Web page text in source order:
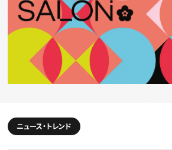
RECRUIT
クリエイター求人を探す
CREATIVE JOB求人検索
特集求人
採用説明会
転職支援サービス
CONTENTS
スキルアップしたい！ トップ
デザイン
TOP Creator’s コラム
ニュース・トレンド